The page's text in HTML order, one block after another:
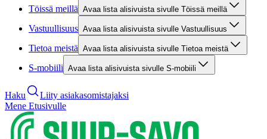
Töissä meillä Avaa lista alisivuista sivulle Töissä meillä
Vastuullisuus Avaa lista alisivuista sivulle Vastuullisuus
Tietoa meistä Avaa lista alisivuista sivulle Tietoa meistä
S-mobiili Avaa lista alisivuista sivulle S-mobiili
Haku
Liity asiakasomistajaksi
Mene Etusivulle